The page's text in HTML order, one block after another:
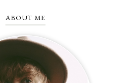
ABOUT ME